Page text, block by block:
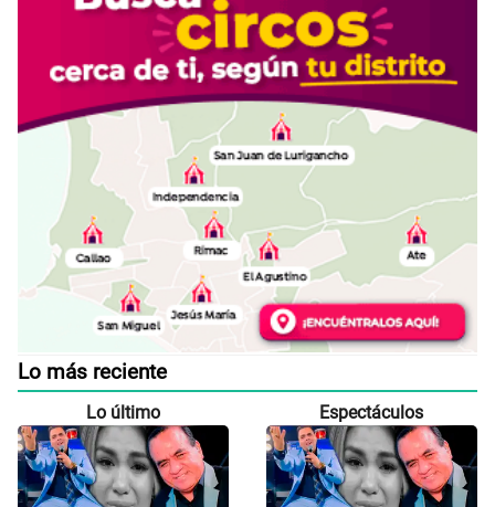
Lo más reciente
Lo último Espectáculos